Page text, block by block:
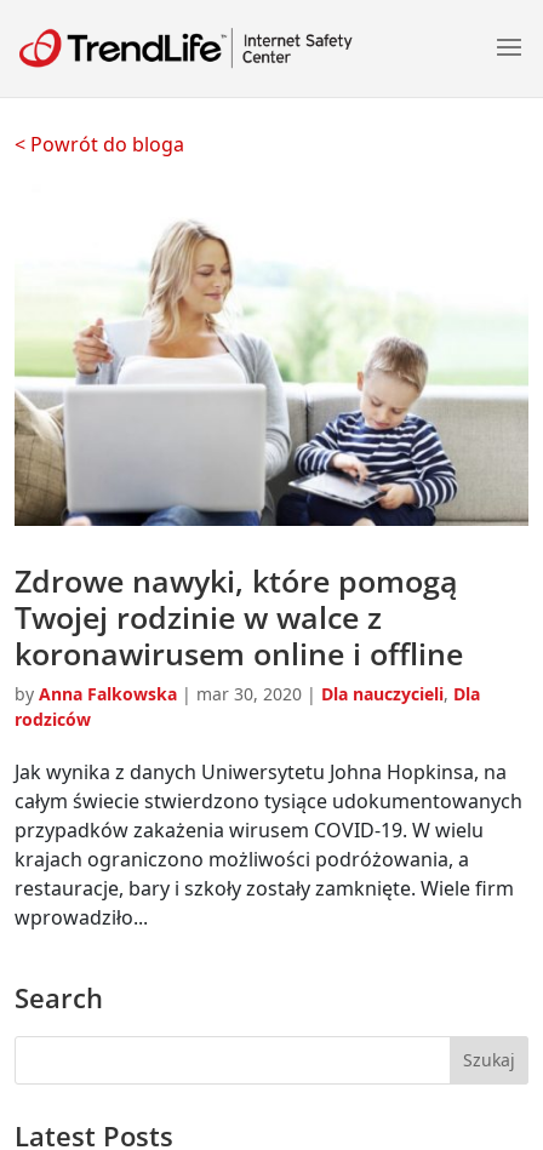
< Powrót do bloga
Zdrowe nawyki, które pomogą
Twojej rodzinie w walce z
koronawirusem online i offline
by Anna Falkowska | mar 30, 2020 | Dla nauczycieli, Dla
rodziców
Jak wynika z danych Uniwersytetu Johna Hopkinsa, na
całym świecie stwierdzono tysiące udokumentowanych
przypadków zakażenia wirusem COVID-19. W wielu
krajach ograniczono możliwości podróżowania, a
restauracje, bary i szkoły zostały zamknięte. Wiele firm
wprowadziło...
Search
Latest Posts